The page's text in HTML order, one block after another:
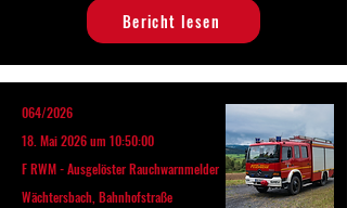
Bericht lesen
064/2026
18. Mai 2026 um 10:50:00
F RWM - Ausgelöster Rauchwarnmelder
Wächtersbach, Bahnhofstraße